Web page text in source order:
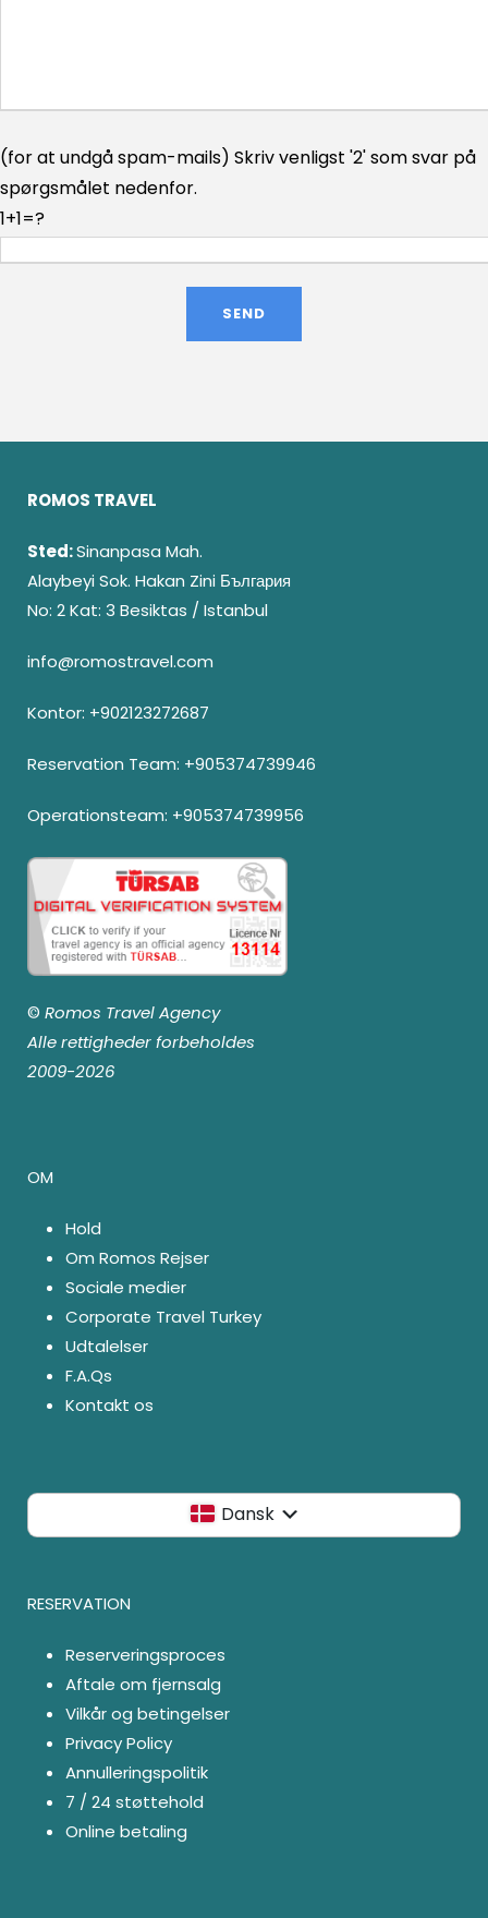
(for at undgå spam-mails) Skriv venligst '2' som svar på
spørgsmålet nedenfor.
1+1=?
ROMOS TRAVEL
Sted:Sinanpasa Mah.
Alaybeyi Sok. Hakan Zini България
No: 2 Kat: 3 Besiktas / Istanbul
info@romostravel.com
Kontor: +902123272687
Reservation Team: +905374739946
Operationsteam: +905374739956
© Romos Travel Agency
Alle rettigheder forbeholdes
2009-2026
OM
Hold
Om Romos Rejser
Sociale medier
Corporate Travel Turkey
Udtalelser
F.A.Qs
Kontakt os
Dansk
RESERVATION
Reserveringsproces
Aftale om fjernsalg
Vilkår og betingelser
Privacy Policy
Annulleringspolitik
7 / 24 støttehold
Online betaling